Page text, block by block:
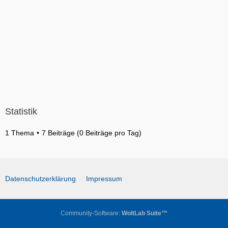
Statistik
1 Thema 7 Beiträge (0 Beiträge pro Tag)
Datenschutzerklärung Impressum
Community-Software: WoltLab Suite™